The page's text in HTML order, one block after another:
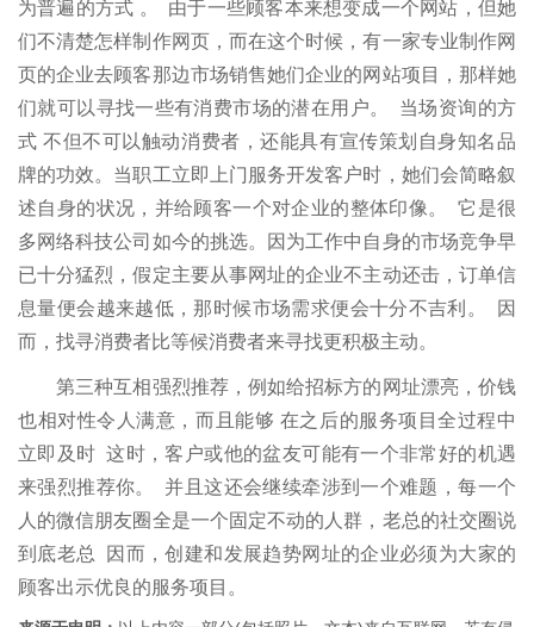
为普遍的方式 。 由于一些顾客本来想变成一个网站，但她
们不清楚怎样制作网页，而在这个时候，有一家专业制作网
页的企业去顾客那边市场销售她们企业的网站项目，那样她
们就可以寻找一些有消费市场的潜在用户。 当场资询的方
式 不但不可以触动消费者，还能具有宣传策划自身知名品
牌的功效。当职工立即上门服务开发客户时，她们会简略叙
述自身的状况，并给顾客一个对企业的整体印像。 它是很
多网络科技公司如今的挑选。因为工作中自身的市场竞争早
已十分猛烈，假定主要从事网址的企业不主动还击，订单信
息量便会越来越低，那时候市场需求便会十分不吉利。 因
而，找寻消费者比等候消费者来寻找更积极主动。
第三种互相强烈推荐，例如给招标方的网址漂亮，价钱
也相对性令人满意，而且能够 在之后的服务项目全过程中
立即及时 这时，客户或他的盆友可能有一个非常好的机遇
来强烈推荐你。 并且这还会继续牵涉到一个难题，每一个
人的微信朋友圈全是一个固定不动的人群，老总的社交圈说
到底老总 因而，创建和发展趋势网址的企业必须为大家的
顾客出示优良的服务项目。